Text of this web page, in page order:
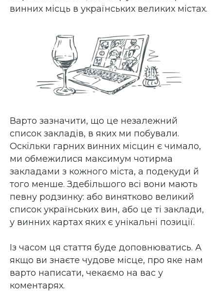
винних місць в українських великих містах.
Варто зазначити, що це незалежний
список закладів, в яких ми побували.
Оскільки гарних винних місцин є чимало,
ми обмежилися максимум чотирма
закладами з кожного міста, а подекуди й
того менше. Здебільшого всі вони мають
певну родзинку: або винятково великий
список українських вин, або це ті заклади,
у винних картах яких є унікальні позиції.
Із часом ця стаття буде доповнюватись. А
якщо ви знаєте чудове місце, про яке нам
варто написати, чекаємо на вас у
коментарях.